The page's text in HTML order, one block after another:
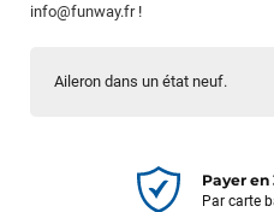
Aileron dans un état neuf.
info@funway.fr!
Payer en
Par carte